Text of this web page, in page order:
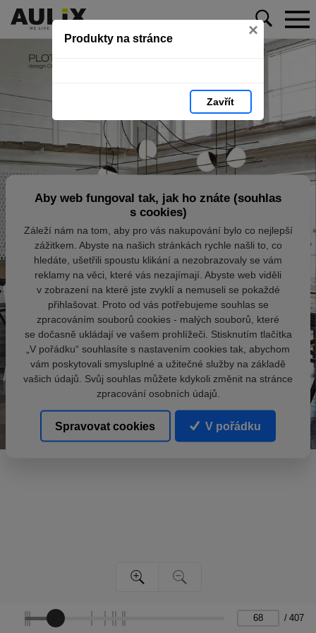
Produkty na stránce ×
Zavřít
/ 407
Aby web fungoval tak, jak ho znáte (souhlas
s cookies)
Záleží nám na tom, aby pro vás nakupování bylo co nejlepší
zážitkem. Abyste na našich stránkách rychle našli to, co
hledáte, ušetřili spoustu klikání a nezobrazovaly se vám
reklamy na věci, které vás nezajímají. Abyste web viděli
v zobrazení na které jste zvyklí a nemuseli se pokaždé
přihlašovat. Proto od vás potřebujeme souhlas se
zpracováním souborů cookies - malých souborů, které
se dočasně ukládají ve vašem prohlížeči. Stisknutím tlačítka
„V pořádku“ souhlasíte s nastavením cookies tak, abychom
vám poskytovali smysluplné a užitečné služby na základě
vašich údajů. Svůj souhlas můžete kdykoli změnit na stránce
zpracování osobních údajů.
Spravovat cookies V pořádku